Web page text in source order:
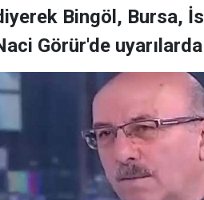
Bingöl, Bursa,
Görür'de